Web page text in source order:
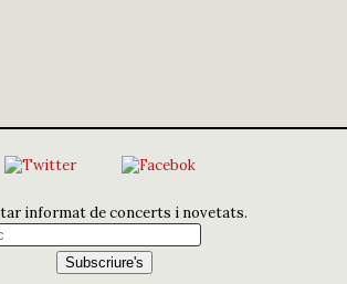
informat de concerts i novetats.